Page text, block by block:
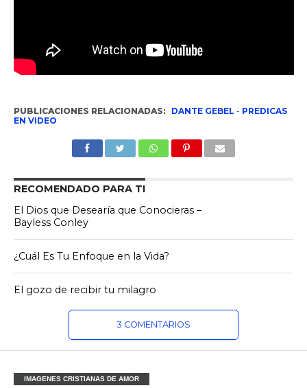
PUBLICACIONES RELACIONADAS: DANTE GEBEL - PREDICAS
EN VIDEO
RECOMENDADO PARA TI
El Dios que Desearía que Conocieras –
Bayless Conley
¿Cuál Es Tu Enfoque en la Vida?
El gozo de recibir tu milagro
3 COMENTARIOS
IMAGENES CRISTIANAS DE AMOR